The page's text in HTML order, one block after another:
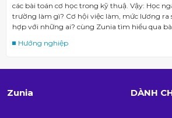
các bài toán cơ học trong kỹ thuậ. Vậy: Học
trường làm gì? Cơ hội việc làm, mức lương ra
hợp với những ai? cùng Zunia tìm hiểu qua
Hướng nghiệp
Zunia DÀNH